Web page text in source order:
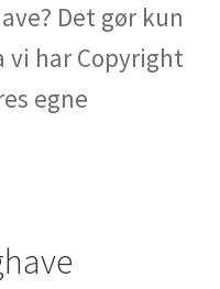
Det gør kun
vi har Copyright
egne